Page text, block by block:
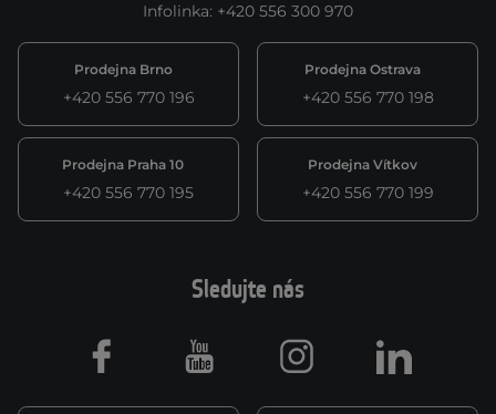
Infolinka: +420 556 300 970
Prodejna Brno
+420 556 770 196
Prodejna Ostrava
+420 556 770 198
Prodejna Praha 10
+420 556 770 195
Prodejna Vítkov
+420 556 770 199
Sledujte nás
Facebook Youtube Instagram LinkedIn